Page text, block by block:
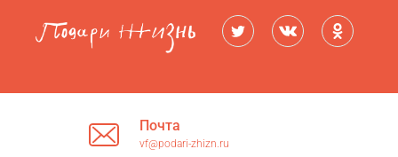
Почта
vf@podari-zhizn.ru